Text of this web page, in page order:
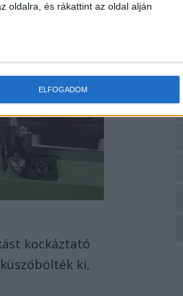
oldalra, és rákattint az oldal alján
ELFOGADOM
kockáztató
ki,